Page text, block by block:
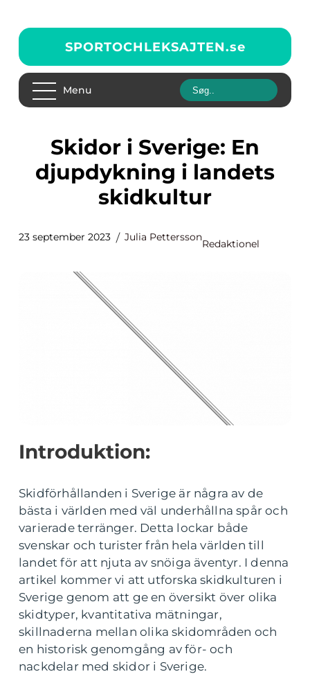
SPORTOCHLEKSAJTEN.se
Menu
Skidor i Sverige: En
djupdykning i landets
skidkultur
23 september 2023 Julia Pettersson
Redaktionel
Introduktion:
Skidförhållanden i Sverige är några av de
bästa i världen med väl underhållna spår och
varierade terränger. Detta lockar både
svenskar och turister från hela världen till
landet för att njuta av snöiga äventyr. I denna
artikel kommer vi att utforska skidkulturen i
Sverige genom att ge en översikt över olika
skidtyper, kvantitativa mätningar,
skillnaderna mellan olika skidområden och
en historisk genomgång av för- och
nackdelar med skidor i Sverige.